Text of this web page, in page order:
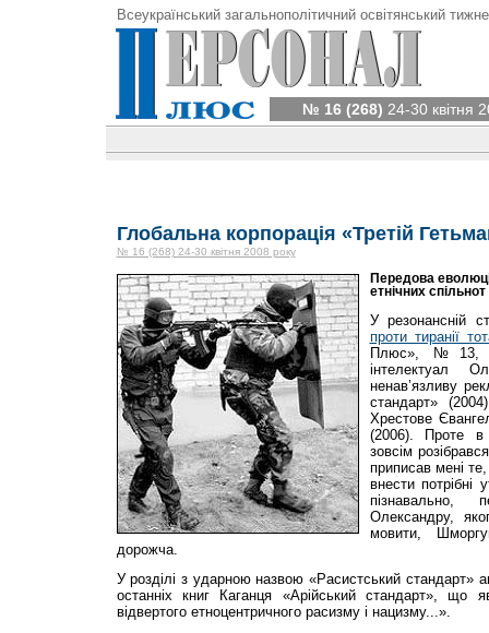
Всеукраїнський загальнополітичний освітянський
№ 16 (268) 24-30 квітня
Глобальна корпорація «Третій
№ 16 (268) 24-30 квітня 2008 року
Передова
етнічних спільнот
У резонансній
проти тиранії
Плюс», №13,
інтелектуал
ненав’язливу
стандарт»
Хрестове
(2006). Проте в
зовсім
приписав мені
внести
пізнавально,
Олександру,
мовити,
дорожча.
У розділі з ударною назвою «Расистський стандарт»
останніх книг Каганця «Арійський стандарт», що
відвертого етноцентричного расизму і нацизму...».